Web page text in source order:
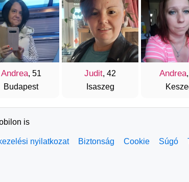
Andrea, 51
Budapest
Judit, 42
Isaszeg
Andrea
is
nyilatkozat Biztonság Cookie Súgó